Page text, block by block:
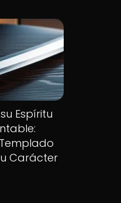
Espíritu
Carácter